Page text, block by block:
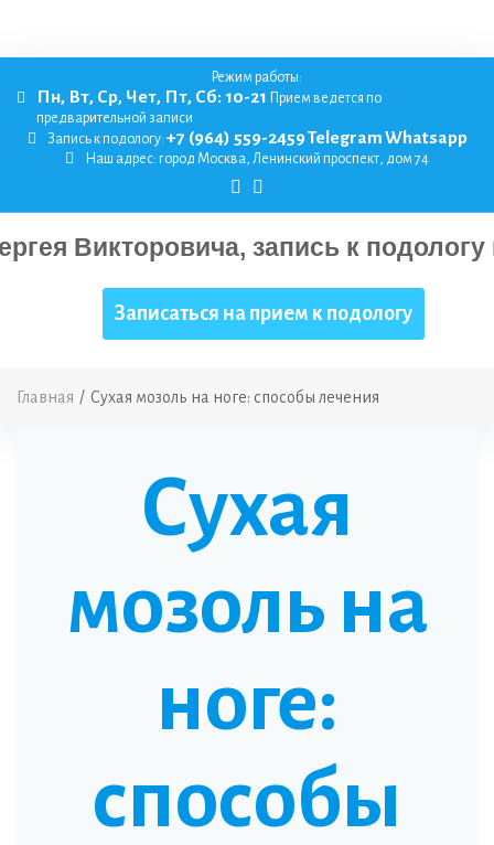
Режим работы:
Пн, Вт, Ср, Чет, Пт, Сб: 10-21 Прием ведется по
предварительной записи
Запись к подологу: +7 (964) 559-2459TelegramWhatsapp
Наш адрес: город Москва, Ленинский проспект, дом 74
Записаться на прием к подологу
Главная / Сухая мозоль на ноге: способы лечения
Сухая
мозоль на
ноге:
способы